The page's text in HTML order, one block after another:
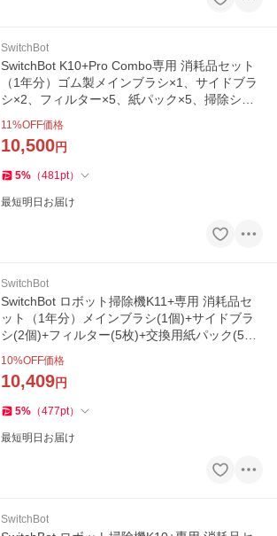
SwitchBot
SwitchBot K10+Pro Combo専用 消耗品セット
（1年分）ゴム製メインブラシ×1、サイドブラ
シ×2、フィルター×5、紙パック×5、掃除シー
11%OFF価格
10,500円
5% （481pt）
最短明日お届け
SwitchBot
SwitchBot ロボット掃除機K11+専用 消耗品セ
ット（1年分）メインブラシ(1個)+サイドブラ
シ(2個)+フィルター(5枚)+交換用紙パック(5枚)
10%OFF価格
10,409円
5% （477pt）
最短明日お届け
SwitchBot